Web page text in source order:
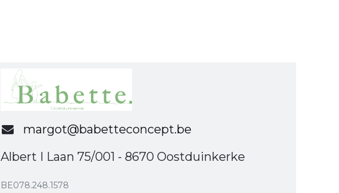
margot@babetteconcept.be
Albert I Laan 75/001 - 8670 Oostduinkerke
BE078.248.1578